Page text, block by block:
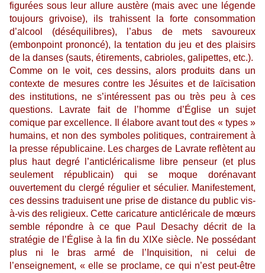
figurées sous leur allure austère (mais avec une légende
toujours grivoise), ils trahissent la forte consommation
d’alcool (déséquilibres), l’abus de mets savoureux
(embonpoint prononcé), la tentation du jeu et des plaisirs
de la danses (sauts, étirements, cabrioles, galipettes, etc.).
Comme on le voit, ces dessins, alors produits dans un
contexte de mesures contre les Jésuites et de laïcisation
des institutions, ne s’intéressent pas ou très peu à ces
questions. Lavrate fait de l’homme d’Église un sujet
comique par excellence. Il élabore avant tout des « types »
humains, et non des symboles politiques, contrairement à
la presse républicaine. Les charges de Lavrate reflètent au
plus haut degré l’anticléricalisme libre penseur (et plus
seulement républicain) qui se moque dorénavant
ouvertement du clergé régulier et séculier. Manifestement,
ces dessins traduisent une prise de distance du public vis-
à-vis des religieux. Cette caricature anticléricale de mœurs
semble répondre à ce que Paul Desachy décrit de la
stratégie de l’Église à la fin du XIXe siècle. Ne possédant
plus ni le bras armé de l’Inquisition, ni celui de
l’enseignement, « elle se proclame, ce qui n’est peut-être